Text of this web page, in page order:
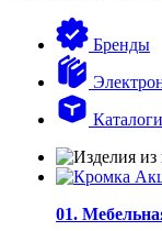
Бренды
01.